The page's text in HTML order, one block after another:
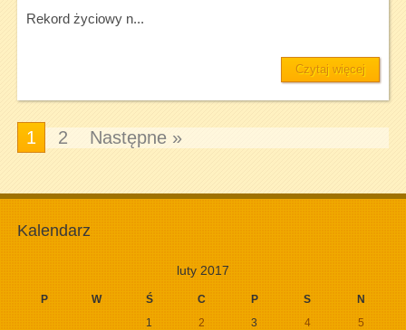
Rekord życiowy n...
Czytaj więcej
1 2 Następne »
Kalendarz
luty 2017
P W Ś C P S N
1 2 3 4
5